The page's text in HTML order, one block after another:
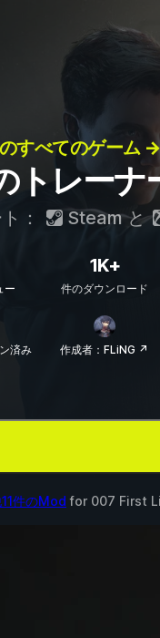
すべてのゲーム →
トレーナ
： Steamと
ー
1K+
件のダウンロード
済み 作成者：FLiNG ↗
件のMod for 007 First